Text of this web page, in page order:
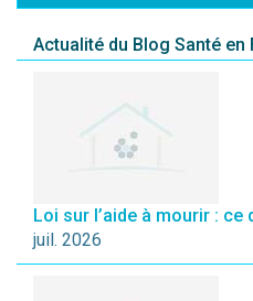
Actualité du Blog Santé en
Loi sur l’aide à mourir :
juil. 2026